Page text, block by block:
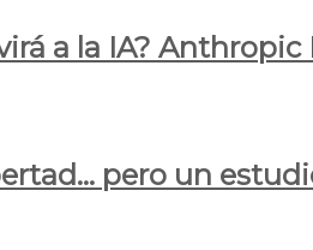
a la IA?
pero un